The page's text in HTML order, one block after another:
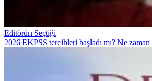
Editörün Seçtiği
2026 EKPSS tercihleri başladı mı? Ne